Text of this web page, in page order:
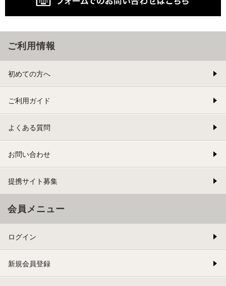
ご利用情報
初めての方へ
ご利用ガイド
よくある質問
お問い合わせ
提携サイト募集
会員メニュー
ログイン
新規会員登録